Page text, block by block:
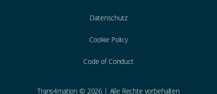
Datenschutz
Cookie Policy
Code of Conduct
Trans4mation © 2026 | Alle Rechte vorbehalten